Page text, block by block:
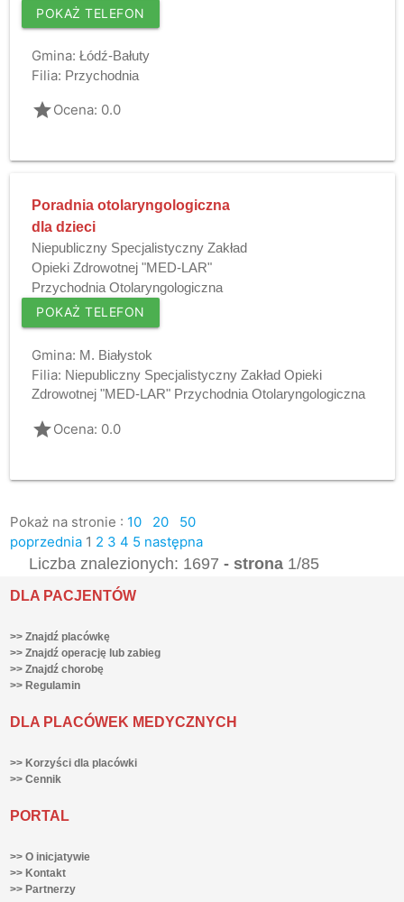
POKAŻ TELEFON
Gmina: Łódź-Bałuty
Filia: Przychodnia
gradeOcena: 0.0
Poradnia otolaryngologiczna
dla dzieci
Niepubliczny Specjalistyczny Zakład
Opieki Zdrowotnej "MED-LAR"
Przychodnia Otolaryngologiczna
POKAŻ TELEFON
Gmina: M. Białystok
Filia: Niepubliczny Specjalistyczny Zakład Opieki
Zdrowotnej "MED-LAR" Przychodnia Otolaryngologiczna
gradeOcena: 0.0
Pokaż na stronie : 10 20
50
poprzednia 1 2 3 4 5 następna
Liczba znalezionych: 1697 - strona 1/85
DLA PACJENTÓW
>> Znajdź placówkę
>> Znajdź operację lub zabieg
>> Znajdź chorobę
>> Regulamin
DLA PLACÓWEK MEDYCZNYCH
>> Korzyści dla placówki
>> Cennik
PORTAL
>> O inicjatywie
>> Kontakt
>> Partnerzy